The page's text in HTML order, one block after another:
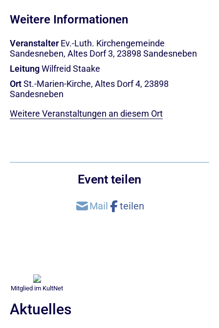
Weitere Informationen
Veranstalter Ev.-Luth. Kirchengemeinde
Sandesneben, Altes Dorf 3, 23898 Sandesneben
LeitungWilfreid Staake
OrtSt.-Marien-Kirche, Altes Dorf 4, 23898
Sandesneben
Weitere Veranstaltungen an diesem Ort
Event teilen
Mitglied im KultNet
Aktuelles